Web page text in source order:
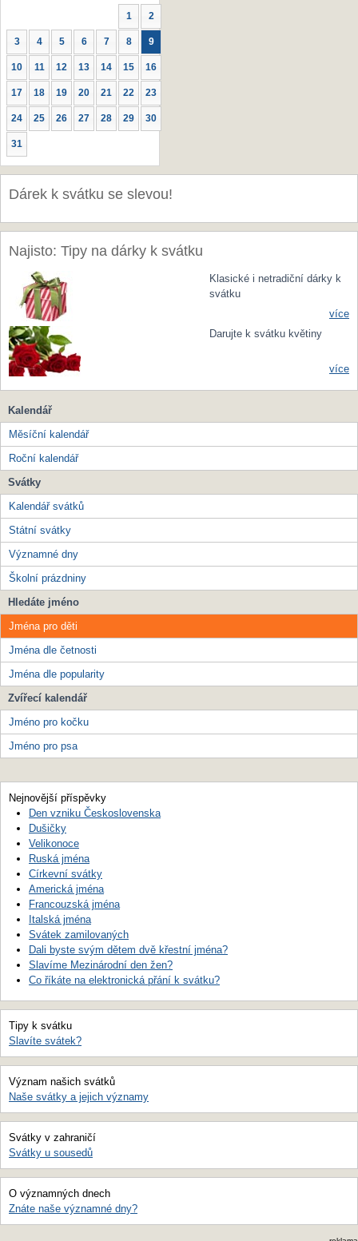
1 2
3 4 5 6 7 8 9
10 11 12 13 14 15 16
17 18 19 20 21 22 23
24 25 26 27 28 29 30
31
Dárek k svátku se slevou!
Najisto: Tipy na dárky k svátku
Klasické i netradiční dárky k
svátku
více
Darujte k svátku květiny
více
Kalendář
Měsíční kalendář
Roční kalendář
Svátky
Kalendář svátků
Státní svátky
Významné dny
Školní prázdniny
Hledáte jméno
Jména pro děti
Jména dle četnosti
Jména dle popularity
Zvířecí kalendář
Jméno pro kočku
Jméno pro psa
Nejnovější příspěvky
Den vzniku Československa
Dušičky
Velikonoce
Ruská jména
Církevní svátky
Americká jména
Francouzská jména
Italská jména
Svátek zamilovaných
Dali byste svým dětem dvě křestní jména?
Slavíme Mezinárodní den žen?
Co říkáte na elektronická přání k svátku?
Tipy k svátku
Slavíte svátek?
Význam našich svátků
Naše svátky a jejich významy
Svátky v zahraničí
Svátky u sousedů
O významných dnech
Znáte naše významné dny?